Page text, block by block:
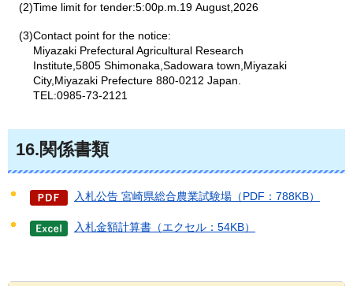
(2)Time limit for tender:5:00p.m.19 August,2026
(3)Contact point for the notice:
Miyazaki Prefectural Agricultural Research
Institute,5805 Shimonaka,Sadowara town,Miyazaki
City,Miyazaki Prefecture 880-0212 Japan.
TEL:0985-73-2121
16.関係書類
入札公告 宮崎県総合農業試験場（PDF：788KB）
入札金額計算書（エクセル：54KB）